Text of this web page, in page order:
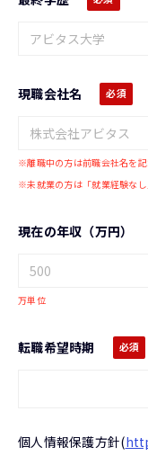
現職会社名
※離職中の方は前職会社名を
※未就業の方は「就業経験な
現在の年収（万円）
万単位
転職希望時期
個人情報保護方針(